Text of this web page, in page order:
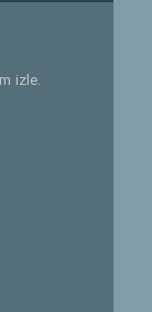
izle.